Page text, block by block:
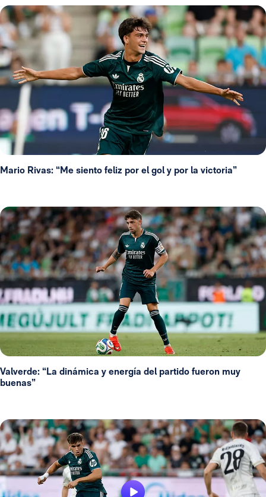
Mario Rivas: “Me siento feliz por el gol y por la victoria”
Valverde: “La dinámica y energía del partido fueron muy
buenas”